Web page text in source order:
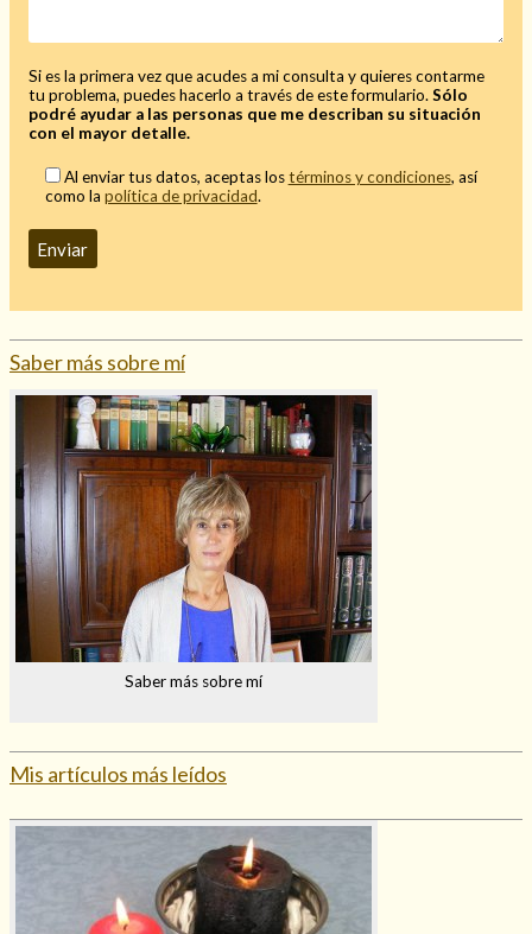
Si es la primera vez que acudes a mi consulta y quieres contarme
tu problema, puedes hacerlo a través de este formulario.Sólo
podré ayudar a las personas que me describan su situación
con el mayor detalle.
Al enviar tus datos, aceptas lostérminos y condiciones, así
como la política de privacidad.
Saber más sobre mí
Saber más sobre mí
Mis artículos más leídos